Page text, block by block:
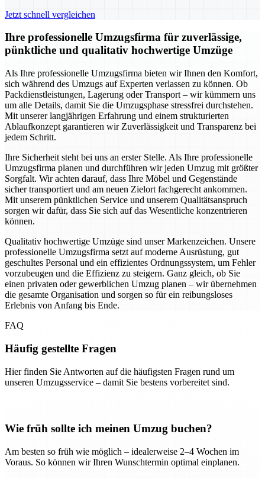
Jetzt schnell vergleichen
Ihre professionelle Umzugsfirma für zuverlässige,
pünktliche und qualitativ hochwertige Umzüge
Als Ihre professionelle Umzugsfirma bieten wir Ihnen den Komfort,
sich während des Umzugs auf Experten verlassen zu können. Ob
Packdienstleistungen, Lagerung oder Transport – wir kümmern uns
um alle Details, damit Sie die Umzugsphase stressfrei durchstehen.
Mit unserer langjährigen Erfahrung und einem strukturierten
Ablaufkonzept garantieren wir Zuverlässigkeit und Transparenz bei
jedem Schritt.
Ihre Sicherheit steht bei uns an erster Stelle. Als Ihre professionelle
Umzugsfirma planen und durchführen wir jeden Umzug mit größter
Sorgfalt. Wir achten darauf, dass Ihre Möbel und Gegenstände
sicher transportiert und am neuen Zielort fachgerecht ankommen.
Mit unserem pünktlichen Service und unserem Qualitätsanspruch
sorgen wir dafür, dass Sie sich auf das Wesentliche konzentrieren
können.
Qualitativ hochwertige Umzüge sind unser Markenzeichen. Unsere
professionelle Umzugsfirma setzt auf moderne Ausrüstung, gut
geschultes Personal und ein effizientes Ordnungssystem, um Fehler
vorzubeugen und die Effizienz zu steigern. Ganz gleich, ob Sie
einen privaten oder gewerblichen Umzug planen – wir übernehmen
die gesamte Organisation und sorgen so für ein reibungsloses
Erlebnis von Anfang bis Ende.
FAQ
Häufig gestellte Fragen
Hier finden Sie Antworten auf die häufigsten Fragen rund um
unseren Umzugsservice – damit Sie bestens vorbereitet sind.
Wie früh sollte ich meinen Umzug buchen?
Am besten so früh wie möglich – idealerweise 2–4 Wochen im
Voraus. So können wir Ihren Wunschtermin optimal einplanen.